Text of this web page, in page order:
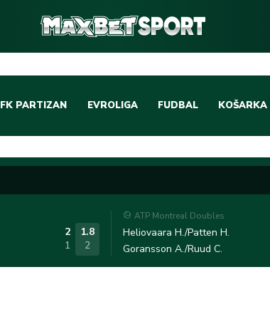
FK PARTIZAN EVROLIGA FUDBAL
DOMAĆI FUDBAL
LIGE PETICE
OSTALE LIGE
KOŠARKA
EVROLIGA
ABA LIGA
2
1
1.8
2
ATP Montreal Doubles
Heliovaara H./Patten H.
Goransson A./Ruud C.